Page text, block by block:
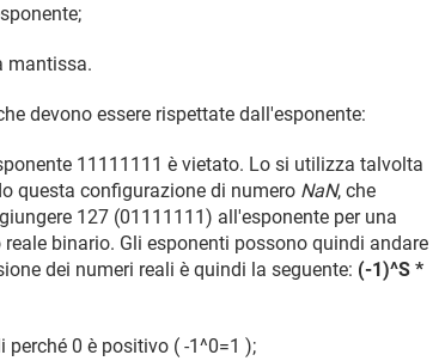
mantissa.
devono essere rispettate dall'esponente:
11111111 è vietato. Lo si utilizza talvolta
questa configurazione di numero NaN, che
127 (01111111) all'esponente per una
binario. Gli esponenti possono quindi andare
dei numeri reali è quindi la seguente: (-1)^S *
0 è positivo ( -1^0=1 );